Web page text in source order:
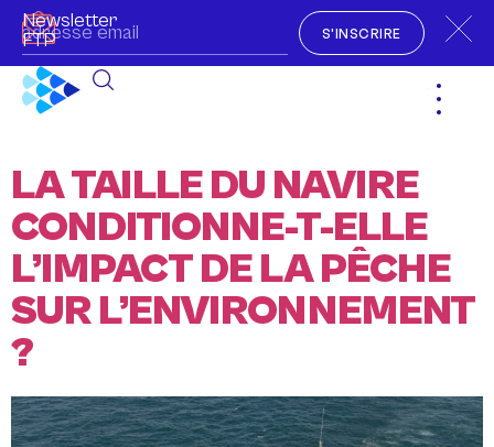
Newsletter
FTP
S'INSCRIRE
LA TAILLE DU NAVIRE
CONDITIONNE-T-ELLE
L’IMPACT DE LA PÊCHE
SUR L’ENVIRONNEMENT
?